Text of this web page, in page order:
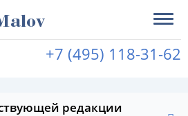
alov
+7 (495) 118-31-62
редакции